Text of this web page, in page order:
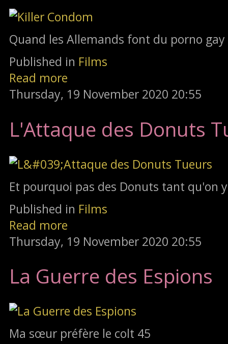
Quand les Allemands font du porno gay
Published in Films
Read more
Thursday, 19 November 2020 20:55
L'Attaque des Donuts
Et pourquoi pas des Donuts tant qu'on
Published in Films
Read more
Thursday, 19 November 2020 20:55
La Guerre des Espions
Ma sœur préfère le colt 45